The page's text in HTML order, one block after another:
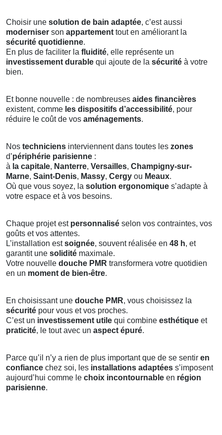
Choisir une solution de bain adaptée, c’est aussi
moderniser son appartement tout en améliorant la
sécurité quotidienne.
En plus de faciliter la fluidité, elle représente un
investissement durable qui ajoute de la sécurité à votre
bien.
Et bonne nouvelle : de nombreuses aides financières
existent, comme les dispositifs d’accessibilité, pour
réduire le coût de vos aménagements.
Nos techniciens interviennent dans toutes les zones
d’périphérie parisienne :
à la capitale, Nanterre, Versailles, Champigny-sur-
Marne, Saint-Denis, Massy, Cergy ou Meaux.
Où que vous soyez, la solution ergonomique s’adapte à
votre espace et à vos besoins.
Chaque projet est personnalisé selon vos contraintes, vos
goûts et vos attentes.
L’installation estsoignée, souvent réalisée en 48 h, et
garantit une solidité maximale.
Votre nouvelle douche PMR transformera votre quotidien
en un moment de bien-être.
En choisissant une douche PMR, vous choisissez la
sécurité pour vous et vos proches.
C’est un investissement utile qui combine esthétique et
praticité, le tout avec un aspect épuré.
Parce qu’il n’y a rien de plus important que de se sentir en
confiance chez soi, les installations adaptées s’imposent
aujourd’hui comme le choix incontournable en région
parisienne.